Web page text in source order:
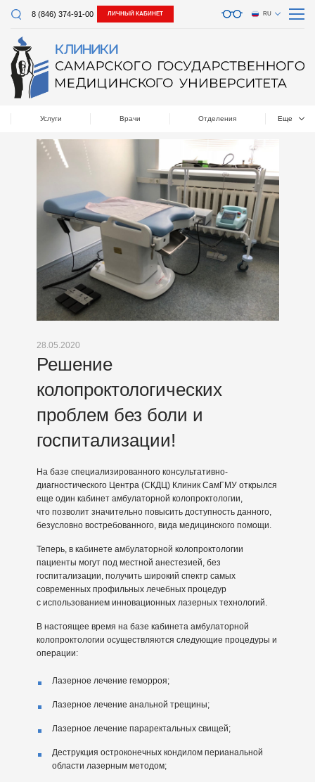
8 (846) 374-91-00 ЛИЧНЫЙ КАБИНЕТ RU
Услуги Врачи Отделения Еще
28.05.2020
Решение
колопроктологических
проблем без боли и
госпитализации!
На базе специализированного консультативно-
диагностического Центра (СКДЦ) Клиник СамГМУ открылся
еще один кабинет амбулаторной колопроктологии,
что позволит значительно повысить доступность данного,
безусловно востребованного, вида медицинского помощи.
Теперь, в кабинете амбулаторной колопроктологии
пациенты могут под местной анестезией, без
госпитализации, получить широкий спектр самых
современных профильных лечебных процедур
с использованием инновационных лазерных технологий.
В настоящее время на базе кабинета амбулаторной
колопроктологии осуществляются следующие процедуры и
операции:
Лазерное лечение геморроя;
Лазерное лечение анальной трещины;
Лазерное лечение параректальных свищей;
Деструкция остроконечных кондилом перианальной
области лазерным методом;